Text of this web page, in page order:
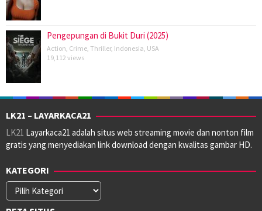
Pengepungan di Bukit Duri (2025)
Action Crime Thriller, Indonesia USA
19,112 views
LK21 – LAYARKACA21
LK21 Layarkaca21 adalah situs web streaming movie dan nonton film
gratis yang menyediakan link download dengan kwalitas gambar HD.
KATEGORI
Kategori